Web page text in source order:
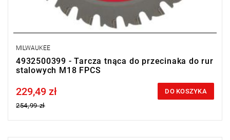
MILWAUKEE
4932500399 - Tarcza tnąca do przecinaka do rur
stalowych M18 FPCS
Price tax included
229,49 zł
254,99 zł
DO KOSZYKA